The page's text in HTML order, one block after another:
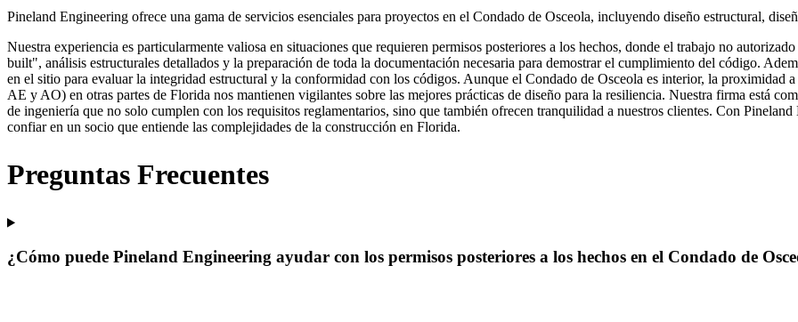
Pineland Engineering ofrece una gama de servicios esenciales para proyectos en el Condado de Osceola, incluyendo diseño estructural,
Nuestra experiencia es particularmente valiosa en situaciones que requieren permisos posteriores a los hechos, donde el trabajo no
built", análisis estructurales detallados y la preparación de toda la documentación necesaria para demostrar el cumplimiento del código.
en el sitio para evaluar la integridad estructural y la conformidad con los códigos. Aunque el Condado de Osceola es interior, la proximidad
AE y AO) en otras partes de Florida nos mantienen vigilantes sobre las mejores prácticas de diseño para la resiliencia. Nuestra firma está
de ingeniería que no solo cumplen con los requisitos reglamentarios, sino que también ofrecen tranquilidad a nuestros clientes. Con
confiar en un socio que entiende las complejidades de la construcción en Florida.
Preguntas Frecuentes
¿Cómo puede Pineland Engineering ayudar con los permisos posteriores a los hechos en el Condado de